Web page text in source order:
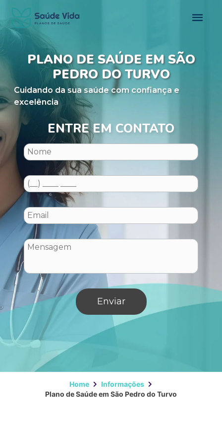
PLANO DE SAÚDE EM SÃO
PEDRO DO TURVO
Cuidando da sua saúde com confiança e
excelência
ENTRE EM CONTATO
Home
Informações
Plano de Saúde em São Pedro do Turvo